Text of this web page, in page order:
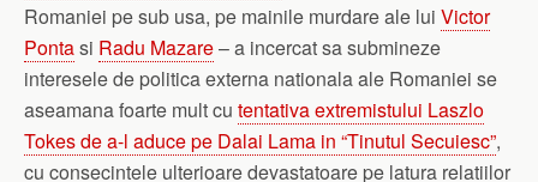
Romaniei pe sub usa, pe mainile murdare ale lui Victor
Pontasi Radu Mazare– a incercat sa submineze
interesele de politica externa nationala ale Romaniei se
aseamana foarte mult cu tentativa extremistului Laszlo
Tokes de a-l aduce pe Dalai Lama in “Tinutul Secuiesc”,
cu consecintele ulterioare devastatoare pe latura relatiilor